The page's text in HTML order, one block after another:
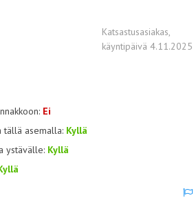
Katsastusasiakas,
käyntipäivä 4.11.2025
Ei
tällä asemalla: Kyllä
ystävälle: Kyllä